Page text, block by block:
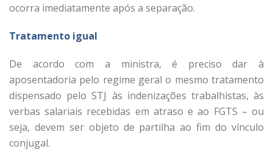
ocorra imediatamente após a separação.
Trata​​mento igual
De acordo com a ministra, é preciso dar à
aposentadoria pelo regime geral o mesmo tratamento
dispensado pelo STJ às indenizações trabalhistas, às
verbas salariais recebidas em atraso e ao FGTS – ou
seja, devem ser objeto de partilha ao fim do vínculo
conjugal.